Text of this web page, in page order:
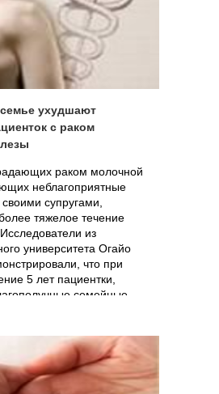
ухудшают
с раком
раком молочной
неблагоприятные
супругами,
тяжелое течение
из
университета Огайо
что при
5 лет пациентки,
семейные
чем женщины из
семей